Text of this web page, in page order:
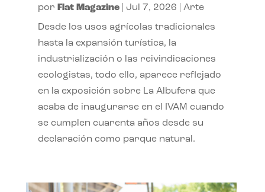
por Flat Magazine| Jul 7, 2026 Arte
Desde los usos agrícolas tradicionales
hasta la expansión turística, la
industrialización o las reivindicaciones
ecologistas, todo ello, aparece reflejado
en la exposición sobre La Albufera que
acaba de inaugurarse en el IVAM cuando
se cumplen cuarenta años desde su
declaración como parque natural.